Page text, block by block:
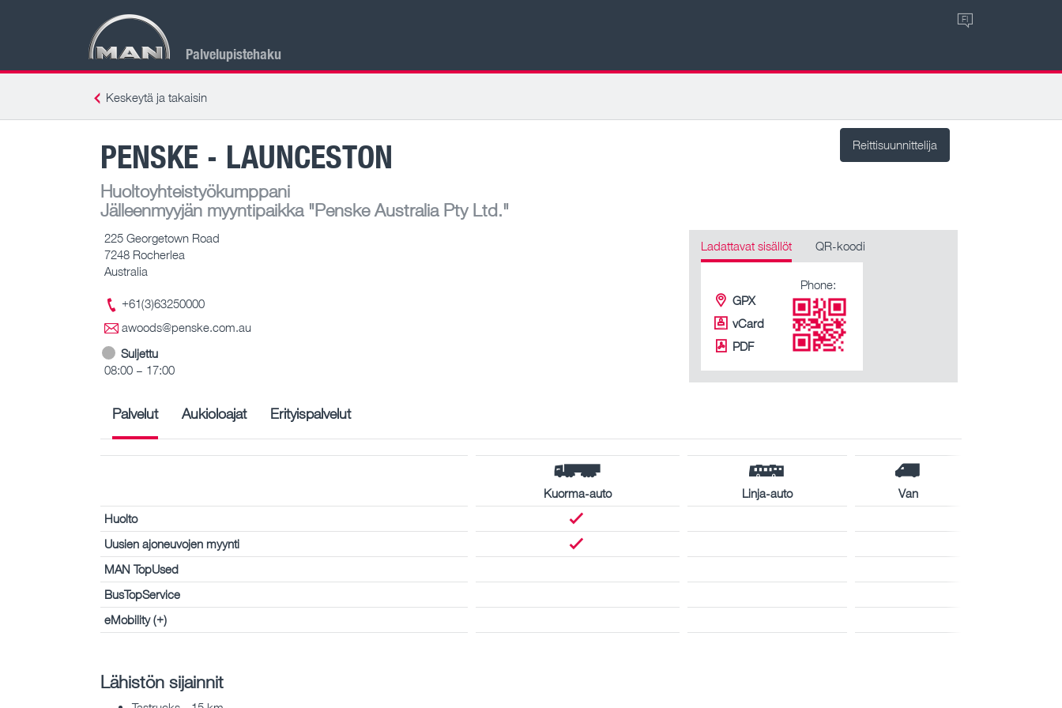
Palvelupistehaku
FI
Keskeytä ja takaisin
Reittisuunnittelija
PENSKE - LAUNCESTON
Huoltoyhteistyökumppani
Jälleenmyyjän myyntipaikka"Penske Australia Pty Ltd."
225 Georgetown Road
7248 Rocherlea
Australia
+61(3)63250000
awoods@penske.com.au
Suljettu
08:00 – 17:00
Ladattavat sisällöt QR-koodi
GPX
vCard
PDF
Phone:
Palvelut Aukioloajat Erityispalvelut
Kuorma-auto Linja-auto
Van
Huolto
Uusien ajoneuvojen myynti
MAN TopUsed
BusTopService
eMobility (+)
Lähistön sijainnit